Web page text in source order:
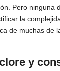
Pero ninguna
la
de muchas de
y